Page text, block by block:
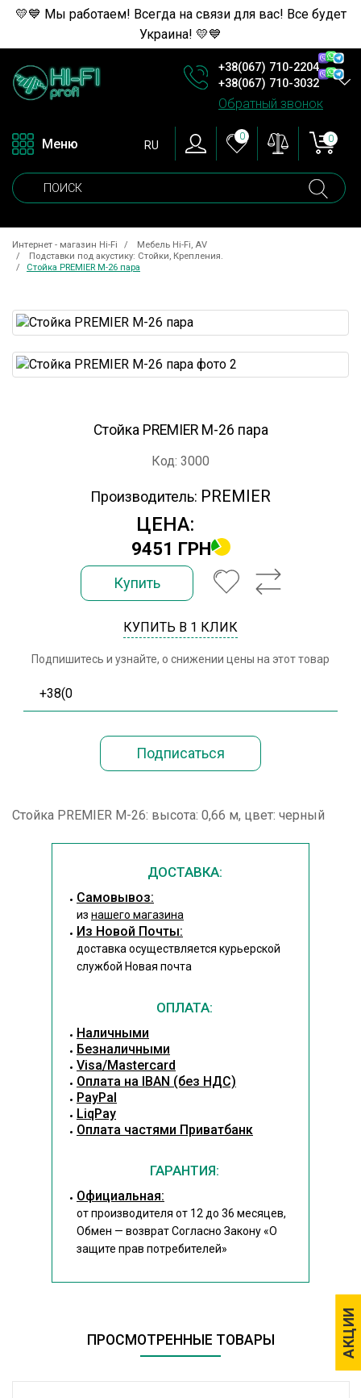
💛💙 Мы работаем! Всегда на связи для вас! Все будет
Украина! 💛💙
АКЦИИ
АКЦИИ
+38(067) 710-2204
+38(067) 710-3032
Обратный звонок
Меню RU
0 0
Интернет - магазин Hi-Fi
Мебель Hi-Fi, AV
Подставки под акустику: Стойки, Крепления.
Стойка PREMIER M-26 пара
Стойка PREMIER M-26 пара
Код: 3000
Производитель: PREMIER
ЦЕНА:
9451 ГРН
Купить
КУПИТЬ В 1 КЛИК
Подпишитесь и узнайте, о снижении цены на этот товар
Стойка PREMIER M-26: высота: 0,66 м, цвет: черный
ДОСТАВКА:
Cамовывоз:
из нашего магазина
Из Новой Почты:
доставка осуществляется курьерской
службой Новая почта
ОПЛАТА:
Наличными
Безналичными
Visa/Mastercard
Оплата на IBAN (без НДС)
PayPal
LiqPay
Оплата частями Приватбанк
ГАРАНТИЯ:
Официальная:
от производителя от 12 до 36 месяцев,
Обмен — возврат Согласно Закону«О
защите прав потребителей»
ПРОСМОТРЕННЫЕ ТОВАРЫ